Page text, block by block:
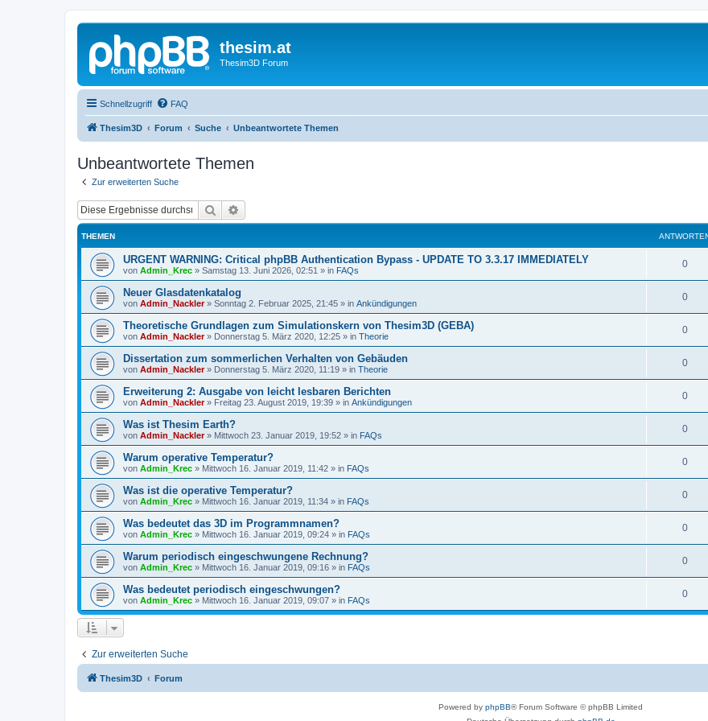
thesim.at
Thesim3D Forum
Schnellzugriff FAQ
Thesim3D Forum Suche Unbeantwortete Themen
Unbeantwortete Themen
Zur erweiterten Suche
Suche
THEMEN
URGENT WARNING: Critical phpBB Authentication Bypass - UPDATE TO 3.3.17 IMMEDIATELY
von Admin_Krec » Samstag 13. Juni 2026, 02:51 » in FAQs
0
Neuer Glasdatenkatalog
von Admin_Nackler» Sonntag 2. Februar 2025, 21:45 » in Ankündigungen
0
Theoretische Grundlagen zum Simulationskern von Thesim3D (GEBA)
von Admin_Nackler» Donnerstag 5. März 2020, 12:25 » in Theorie
0
Dissertation zum sommerlichen Verhalten von Gebäuden
von Admin_Nackler» Donnerstag 5. März 2020, 11:19 » in Theorie
0
Erweiterung 2: Ausgabe von leicht lesbaren Berichten
von Admin_Nackler» Freitag 23. August 2019, 19:39 » in Ankündigungen
0
Was ist Thesim Earth?
von Admin_Nackler» Mittwoch 23. Januar 2019, 19:52 » in FAQs
0
Warum operative Temperatur?
von Admin_Krec » Mittwoch 16. Januar 2019, 11:42 » in FAQs
0
Was ist die operative Temperatur?
von Admin_Krec » Mittwoch 16. Januar 2019, 11:34 » in FAQs
0
Was bedeutet das 3D im Programmnamen?
von Admin_Krec » Mittwoch 16. Januar 2019, 09:24 » in FAQs
0
Warum periodisch eingeschwungene Rechnung?
von Admin_Krec » Mittwoch 16. Januar 2019, 09:16 » in FAQs
0
Was bedeutet periodisch eingeschwungen?
von Admin_Krec » Mittwoch 16. Januar 2019, 09:07 » in FAQs
0
Zur erweiterten Suche
Thesim3D Forum
Powered by phpBB® Forum Software © phpBB Limited